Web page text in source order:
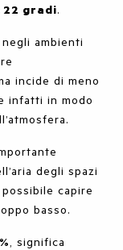
22 gradi.
ambienti
incide di meno
infatti in modo
degli spazi
capire
basso.
, significa